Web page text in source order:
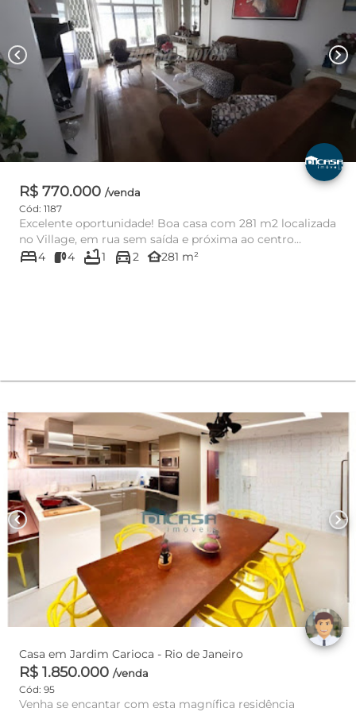
chevron_left chevron_right
R$ 770.000 /venda
Cód: 1187
Excelente oportunidade! Boa casa com 281 m2 localizada
no Village, em rua sem saída e próxima ao centro
comercial. Com...
bed4 4 bathtub1 directions_car2 other_houses281 m²
chevron_left chevron_right
Casa em Jardim Carioca - Rio de Janeiro
R$ 1.850.000 /venda
Cód: 95
Venha se encantar com esta magnífica residência